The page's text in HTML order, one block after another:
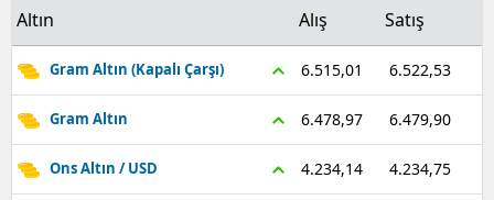
Altın Alış Satış
Gram Altın (Kapalı Çarşı) 6.515,01 6.522,53
Gram Altın 6.478,97 6.479,90
Ons Altın / USD 4.234,14 4.234,75